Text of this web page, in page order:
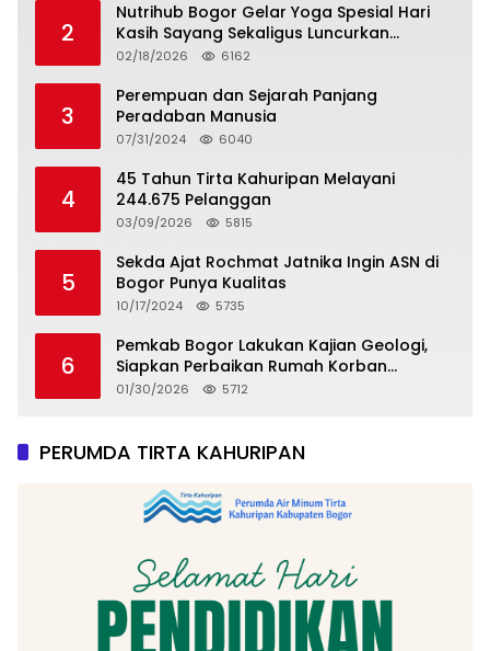
2
Nutrihub Bogor Gelar Yoga Spesial Hari
Kasih Sayang Sekaligus Luncurkan
Tropicana Slim Beras Porang Golden Ube
02/18/2026 6162
3
Perempuan dan Sejarah Panjang
Peradaban Manusia
07/31/2024 6040
4
45 Tahun Tirta Kahuripan Melayani
244.675 Pelanggan
03/09/2026 5815
5
Sekda Ajat Rochmat Jatnika Ingin ASN di
Bogor Punya Kualitas
10/17/2024 5735
6
Pemkab Bogor Lakukan Kajian Geologi,
Siapkan Perbaikan Rumah Korban
Pergeseran Tanah
01/30/2026 5712
PERUMDA TIRTA KAHURIPAN